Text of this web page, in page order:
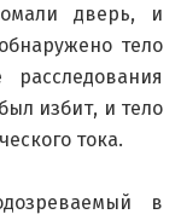
дверь, и
тело
избит, и тело
тока.
в